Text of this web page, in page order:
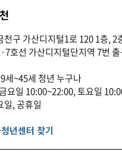
구 가산디지털1로 120 1층, 2
호선 가산디지털단지역 7번
~45세 청년 누구나
요일 10:00~22:00, 토요일
, 공휴일
년센터 찾기